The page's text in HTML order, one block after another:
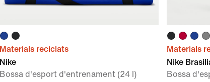
Materials reciclats
Nike
Bossa d'esport d'entrenament (24 l)
Materials
Nike
Bossa